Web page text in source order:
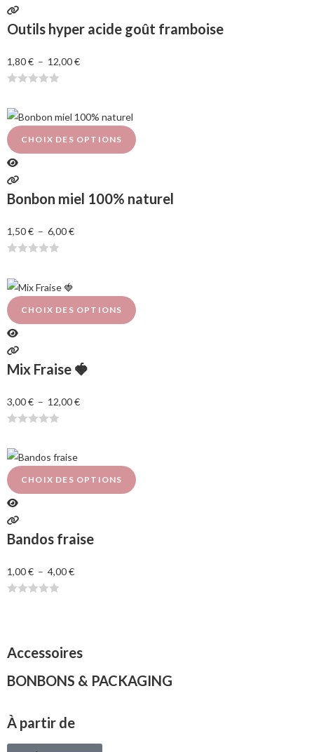
u
rOutils hyper acide goût framboise
1,80€ – 12,00€
o
e
s
u
r
CHOIX DES OPTIONS
Bonbon miel 100% naturel
1,50€ – 6,00€
o
e
s
u
r
CHOIX DES OPTIONS
Mix Fraise 🍓
3,00€ – 12,00€
o
e
s
u
r
CHOIX DES OPTIONS
Bandos fraise
1,00€ – 4,00€
e
s
5
Accessoires
BONBONS & PACKAGING
À partir de